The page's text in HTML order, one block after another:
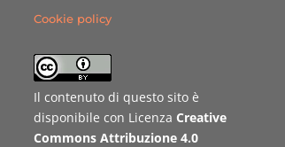
Cookie policy
Il contenuto di questo sito è
disponibile con Licenza Creative
Commons Attribuzione 4.0